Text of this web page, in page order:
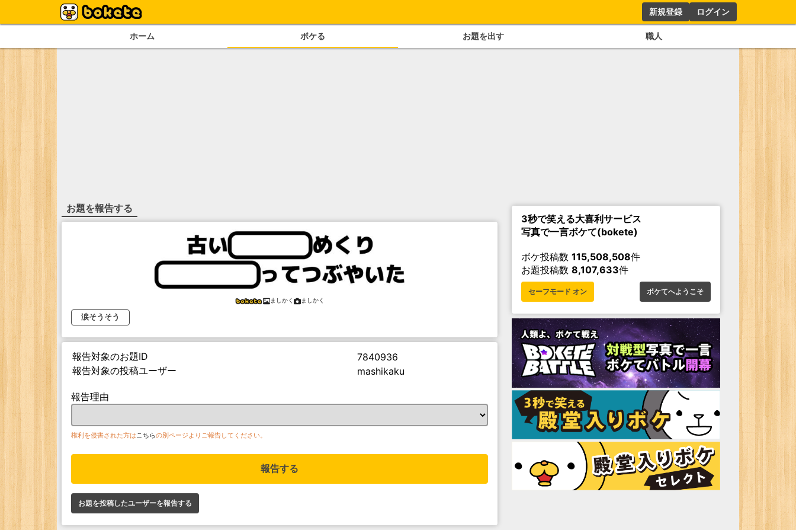
新規登録 ログイン
ホーム ボケる お題を出す 職人
お題を報告する
ましかく ましかく
涙そうそう
報告対象のお題ID
7840936
報告対象の投稿ユーザー
mashikaku
報告理由
権利を侵害された方はこちらの別ページよりご報告してください。
報告する
お題を投稿したユーザーを報告する
3秒で笑える大喜利サービス
写真で一言ボケて(bokete)
ボケ投稿数 115,508,508件
お題投稿数 8,107,633件
セーフモード オン ボケてへようこそ